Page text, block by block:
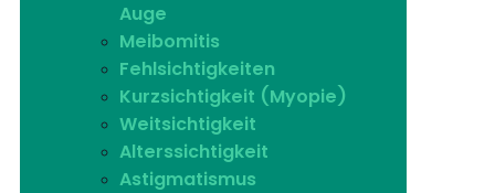
Auge
Meibomitis
Fehlsichtigkeiten
Kurzsichtigkeit (Myopie)
Weitsichtigkeit
Alterssichtigkeit
Astigmatismus